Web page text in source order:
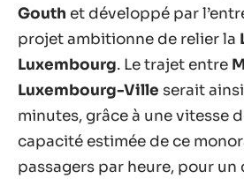
Gouth et développé par
projet ambitionne de relier la
Luxembourg. Le trajet entre
Luxembourg-Ville serait
minutes, grâce à une vitesse
capacité estimée de ce
passagers par heure, pour